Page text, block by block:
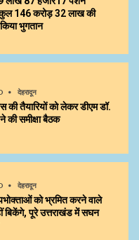
कुल ₹146 करोड़ 32 लाख की
भुगतान
देहरादून
की तैयारियों को लेकर डीएम डॉ.
की समीक्षा बैठक
देहरादून
को भ्रमित करने वाले
बिकेंगे, पूरे उत्तराखंड में सघन